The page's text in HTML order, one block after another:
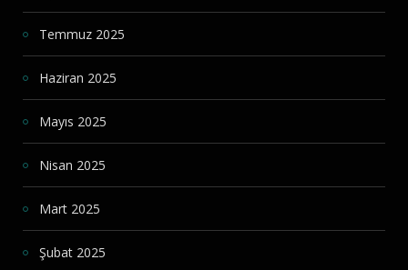
Temmuz 2025
Haziran 2025
Mayıs 2025
Nisan 2025
Mart 2025
Şubat 2025